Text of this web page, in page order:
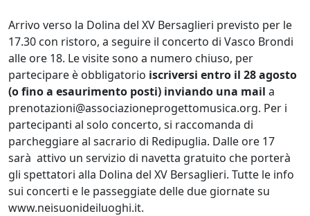
Arrivo verso la Dolina del XV Bersaglieri previsto per le
17.30 con ristoro, a seguire il concerto di Vasco Brondi
alle ore 18. Le visite sono a numero chiuso, per
partecipare è obbligatorio iscriversi entro il 28 agosto
(o fino a esaurimento posti) inviando una mail a
prenotazioni@associazioneprogettomusica.org. Per i
partecipanti al solo concerto, si raccomanda di
parcheggiare al sacrario di Redipuglia. Dalle ore 17
sarà attivo un servizio di navetta gratuito che porterà
gli spettatori alla Dolina del XV Bersaglieri. Tutte le info
sui concerti e le passeggiate delle due giornate su
www.neisuonideiluoghi.it.